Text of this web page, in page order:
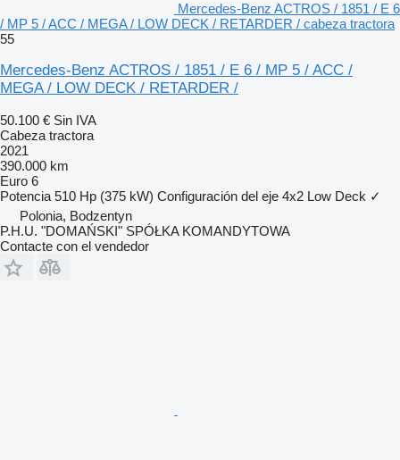
Mercedes-Benz ACTROS / 1851 / E 6
/ MP 5 / ACC / MEGA / LOW DECK / RETARDER / cabeza tractora
55
Mercedes-Benz ACTROS / 1851 / E 6 / MP 5 / ACC /
MEGA / LOW DECK / RETARDER /
50.100 € Sin IVA
Cabeza tractora
2021
390.000 km
Euro 6
Potencia 510 Hp (375 kW) Configuración del eje 4x2 Low Deck ✓
Polonia, Bodzentyn
P.H.U. "DOMAŃSKI" SPÓŁKA KOMANDYTOWA
Contacte con el vendedor